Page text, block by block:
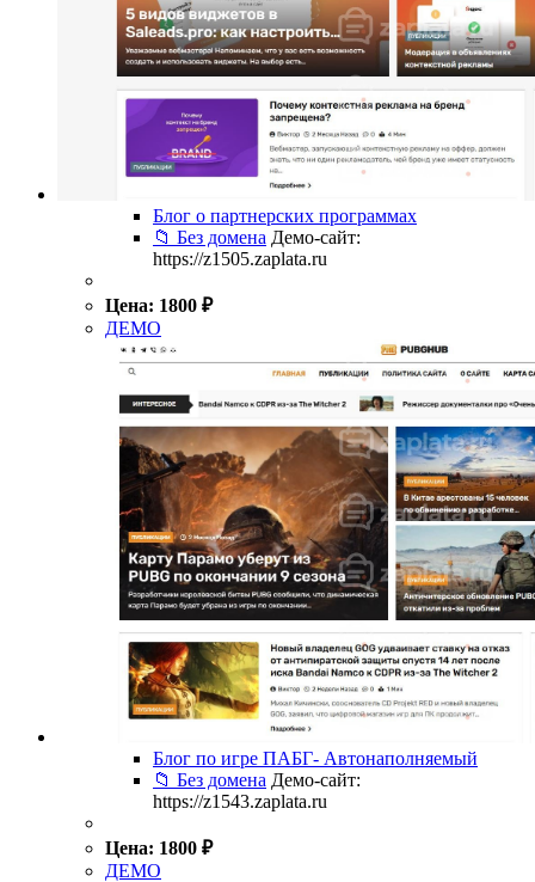
Блог о партнерских программах
📁 Без домена Демо-сайт:
https://z1505.zaplata.ru
Цена: 1800 ₽
ДЕМО
Блог по игре ПАБГ- Автонаполняемый
📁 Без домена Демо-сайт:
https://z1543.zaplata.ru
Цена: 1800 ₽
ДЕМО